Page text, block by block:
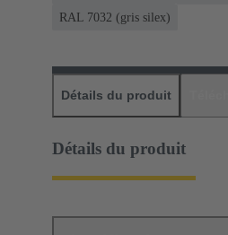
RAL 7032 (gris silex)
Détails du produit
Détails du produit